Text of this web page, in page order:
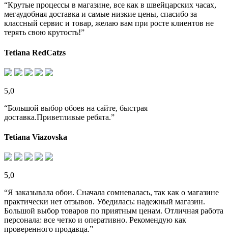
“Крутые процессы в магазине, все как в швейцарских часах,
мегаудобная доставка и самые низкие цены, спасибо за
классный сервис и товар, желаю вам при росте клиентов не
терять свою крутость!”
Tetiana RedCatzs
5,0
“Большой выбор обоев на сайте, быстрая
доставка.Приветливые ребята.”
Tetiana Viazovska
5,0
“Я заказывала обои. Сначала сомневалась, так как о магазине
практически нет отзывов. Убедилась: надежный магазин.
Большой выбор товаров по приятным ценам. Отличная работа
персонала: все четко и оперативно. Рекомендую как
проверенного продавца.”